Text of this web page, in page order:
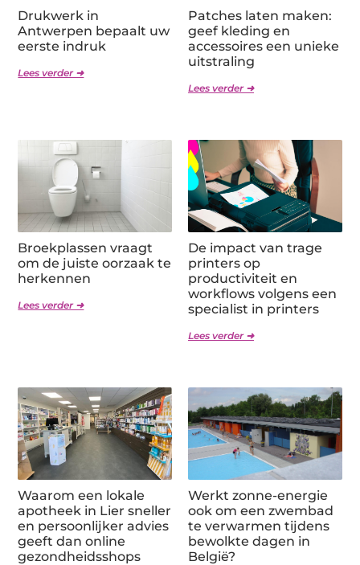
Drukwerk in
Antwerpen bepaalt uw
eerste indruk
Lees verder ➜
Patches laten maken:
geef kleding en
accessoires een unieke
uitstraling
Lees verder ➜
Broekplassen vraagt
om de juiste oorzaak te
herkennen
Lees verder ➜
De impact van trage
printers op
productiviteit en
workflows volgens een
specialist in printers
Lees verder ➜
Waarom een lokale
apotheek in Lier sneller
en persoonlijker advies
geeft dan online
gezondheidsshops
Werkt zonne-energie
ook om een zwembad
te verwarmen tijdens
bewolkte dagen in
België?